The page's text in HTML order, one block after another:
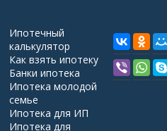
Ипотечный
калькулятор
Как взять ипотеку
Банки ипотека
Ипотека молодой
семье
Ипотека для ИП
Ипотека для